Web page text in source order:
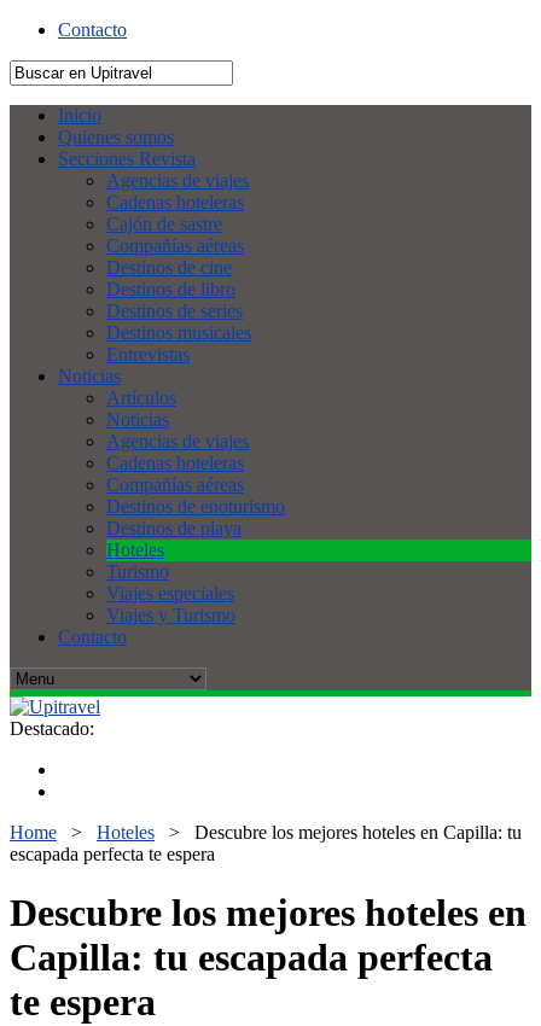
Contacto
Inicio
Quienes somos
Secciones Revista
Agencias de viajes
Cadenas hoteleras
Cajón de sastre
Compañías aéreas
Destinos de cine
Destinos de libro
Destinos de series
Destinos musicales
Entrevistas
Noticias
Artículos
Noticias
Agencias de viajes
Cadenas hoteleras
Compañías aéreas
Destinos de enoturismo
Destinos de playa
Hoteles
Turismo
Viajes especiales
Viajes y Turismo
Contacto
Destacado:
Home > Hoteles > Descubre los mejores hoteles en Capilla: tu
escapada perfecta te espera
Descubre los mejores hoteles en
Capilla: tu escapada perfecta
te espera